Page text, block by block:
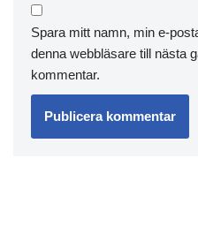
Spara mitt namn, min e-
denna webbläsare till nästa
kommentar.